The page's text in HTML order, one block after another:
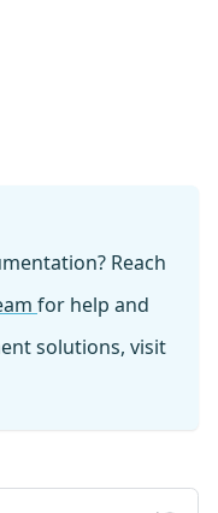
Reach
for help and
solutions, visit